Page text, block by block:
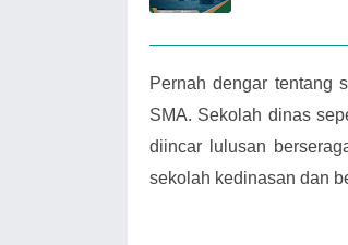
Pernah dengar tentang
SMA. Sekolah dinas
diincar lulusan
sekolah kedinasan dan